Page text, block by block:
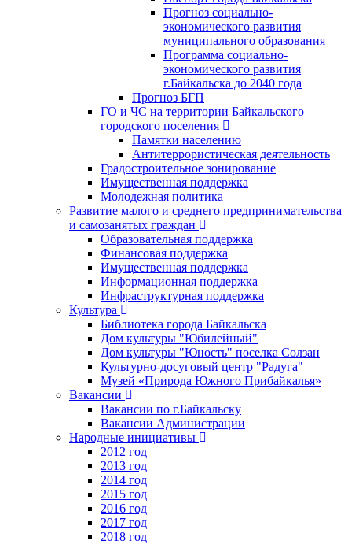
Прогноз социально-
экономического развития
муниципального образования
Программа социально-
экономического развития
г.Байкальска до 2040 года
Прогноз БГП
ГО и ЧС на территории Байкальского
городского поселения
Памятки населению
Антитеррористическая деятельность
Градостроительное зонирование
Имущественная поддержка
Молодежная политика
Развитие малого и среднего предпринимательства
и самозанятых граждан
Образовательная поддержка
Финансовая поддержка
Имущественная поддержка
Информационная поддержка
Инфраструктурная поддержка
Культура
Библиотека города Байкальска
Дом культуры "Юбилейный"
Дом культуры "Юность" поселка Солзан
Культурно-досуговый центр "Радуга"
Музей «Природа Южного Прибайкалья»
Вакансии
Вакансии по г.Байкальску
Вакансии Администрации
Народные инициативы
2012 год
2013 год
2014 год
2015 год
2016 год
2017 год
2018 год